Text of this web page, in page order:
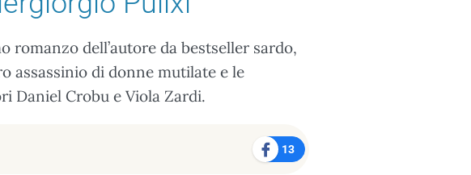
romanzo dell’autore da bestseller sardo,
assassinio di donne mutilate e le
Daniel Crobu e Viola Zardi.
13